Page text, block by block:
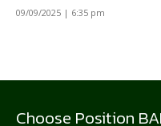
09/09/2025 | 6:35 pm
Choose Position